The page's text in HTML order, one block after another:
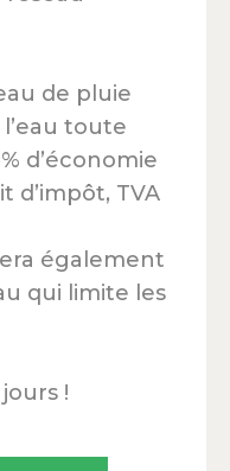
de pluie
toute
d’économie
d’impôt, TVA
également
qui limite les
!